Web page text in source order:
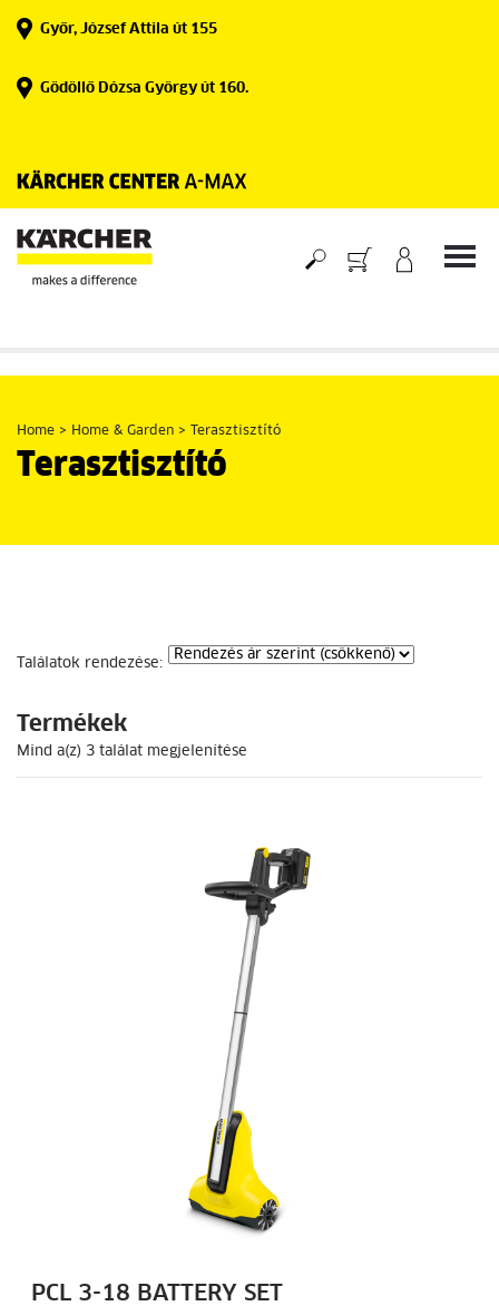
Győr, József Attila út 155
Gödöllő Dózsa György út 160.
Home > Home & Garden > Terasztisztító
Terasztisztító
Találatok rendezése:
Termékek
Mind a(z) 3 találat megjelenítése
PCL 3-18 BATTERY SET